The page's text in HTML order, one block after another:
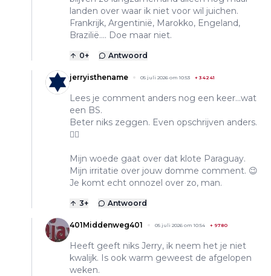
landen over waar ik niet voor wil juichen.
Frankrijk, Argentinië, Marokko, Engeland,
Brazilië.... Doe maar niet.
0+ Antwoord
jerryisthename 05 juli 2026 om 10:53 + 34241
Lees je comment anders nog een keer...wat
een BS.
Beter niks zeggen. Even opschrijven anders.
👍🏽
Mijn woede gaat over dat klote Paraguay.
Mijn irritatie over jouw domme comment. 😉
Je komt echt onnozel over zo, man.
3+ Antwoord
401Middenweg401 05 juli 2026 om 10:54 + 9780
Heeft geeft niks Jerry, ik neem het je niet
kwalijk. Is ook warm geweest de afgelopen
weken.